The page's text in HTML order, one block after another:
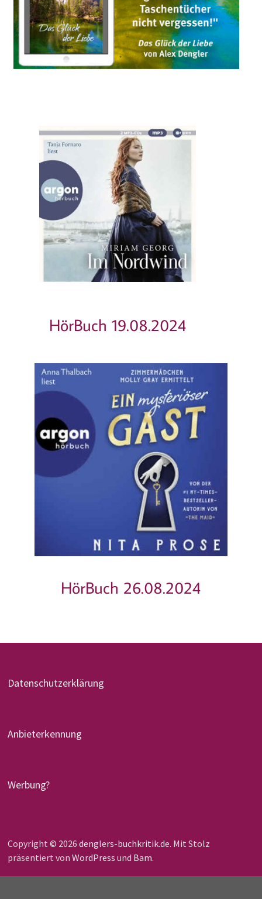
HörBuch 19.08.2024
HörBuch 26.08.2024
Datenschutzerklärung
Anbieterkennung
Werbung?
Copyright © 2026 denglers-buchkritik.de. Mit Stolz
präsentiert von WordPress und Bam.